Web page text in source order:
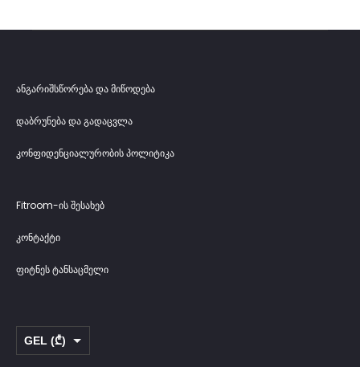
ანგარიშსწორება და მიწოდება
დაბრუნება და გადაცვლა
კონფიდენციალურობის პოლიტიკა
Fitroom-ის შესახებ
კონტაქტი
ფიტნეს ტანსაცმელი
GEL (₾)